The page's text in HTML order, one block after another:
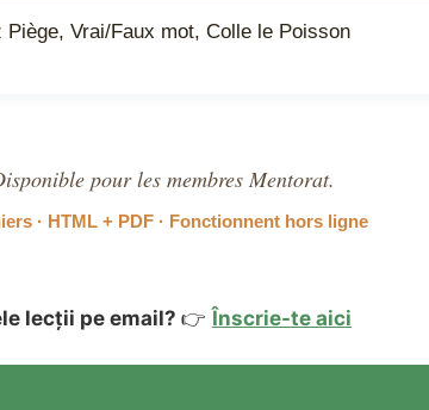
Vrai/Faux mot, Colle le Poisson
pour les membres Mentorat.
· HTML + PDF · Fonctionnent hors ligne
lecții pe email? 👉Înscrie-te aici